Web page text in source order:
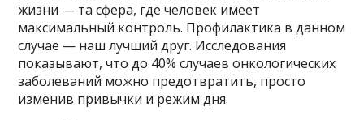
жизни — та сфера, где человек имеет
максимальный контроль. Профилактика в данном
случае — наш лучший друг. Исследования
показывают, что до 40% случаев онкологических
заболеваний можно предотвратить, просто
изменив привычки и режим дня.